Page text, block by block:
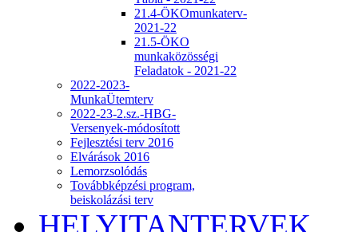
21.4-ÖKOmunkaterv-
2021-22
21.5-ÖKO
munkaközösségi
Feladatok - 2021-22
2022-2023-
MunkaÜtemterv
2022-23-2.sz.-HBG-
Versenyek-módosított
Fejlesztési terv 2016
Elvárások 2016
Lemorzsolódás
Továbbképzési program,
beiskolázási terv